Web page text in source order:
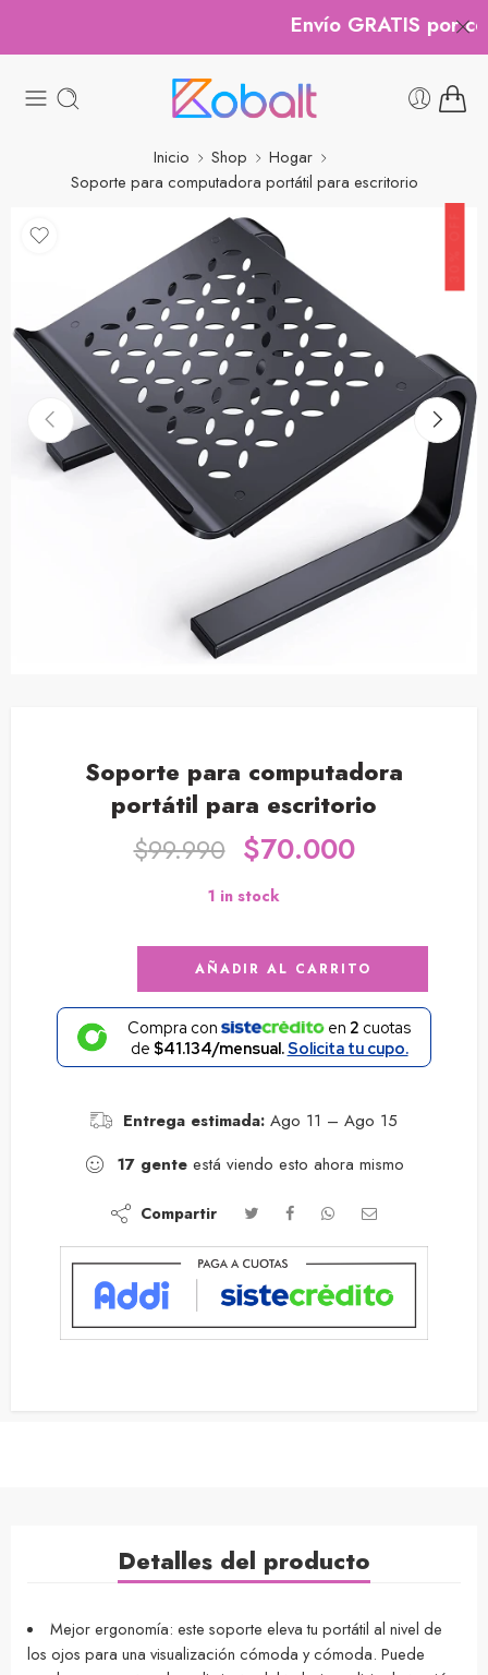
Envío GRATIS por
Inicio Shop
Hogar
Soporte para computadora portátil para escritorio
Soporte para computadora
portátil para escritorio
$99.990 $70.000
1 in stock
AÑADIR AL CARRITO
Compra con en 2 cuotas
de $41.134/mensual.Solicita tu cupo.
Entrega estimada: Ago 11 – Ago 15
17 gente está viendo esto ahora mismo
Compartir
Detalles del producto
Mejor ergonomía: este soporte eleva tu portátil al nivel de
los ojos para una visualización cómoda y cómoda. Puede